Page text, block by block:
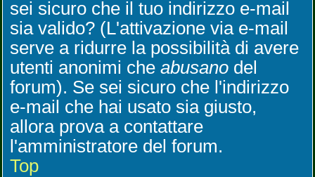
sei sicuro che il tuo indirizzo e-mail
sia valido? (L'attivazione via e-mail
serve a ridurre la possibilità di avere
utenti anonimi che abusano del
forum). Se sei sicuro che l'indirizzo
e-mail che hai usato sia giusto,
allora prova a contattare
l'amministratore del forum.
Top